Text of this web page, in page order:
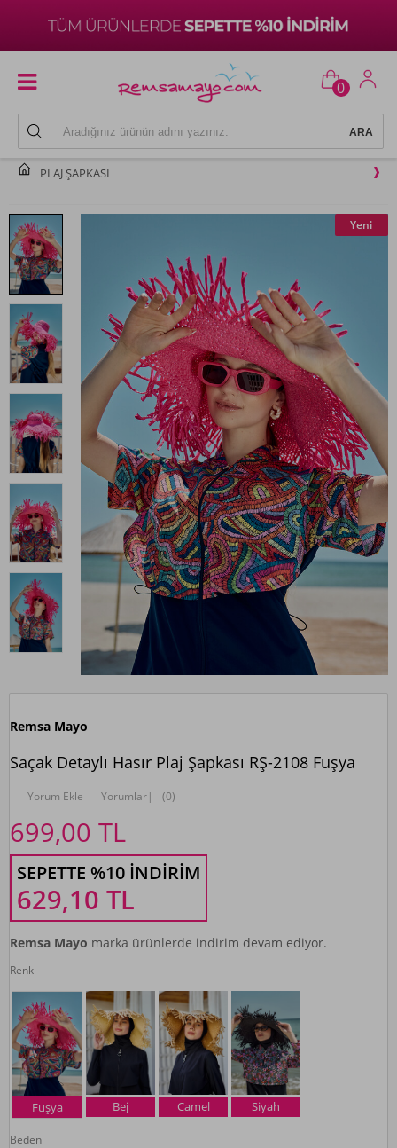
0
PLAJ ŞAPKASI
Yeni
Remsa Mayo
Saçak Detaylı Hasır Plaj Şapkası RŞ-2108 Fuşya
Yorum Ekle Yorumlar| (0)
699,00 TL
SEPETTE %10 İNDIRIM
629,10 TL
Remsa Mayo marka ürünlerde indirim devam ediyor.
Renk
Fuşya Bej Camel Siyah
Beden